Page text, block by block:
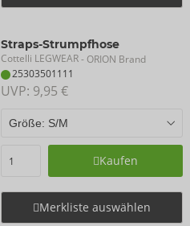
Straps-Strumpfhose
Cottelli LEGWEAR- ORION Brand
25303501111
UVP: 9,95 €
Kaufen
Merkliste auswählen